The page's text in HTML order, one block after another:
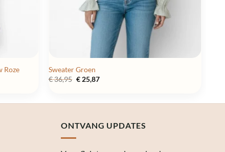
Roze
Sweater Groen
€36,95 Oorspronkelijke
€25,87Huidige
ONTVANG UPDATES